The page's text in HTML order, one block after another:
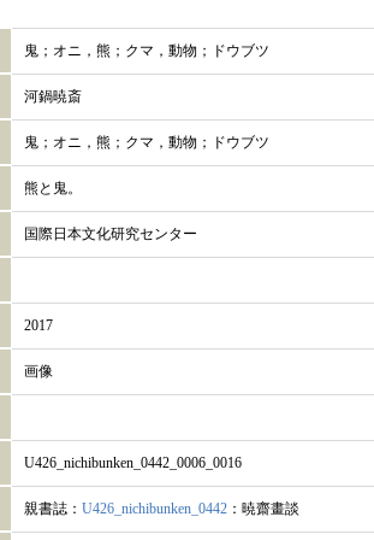
鬼；オニ，熊；クマ，動物；ドウブツ
河鍋暁斎
鬼；オニ，熊；クマ，動物；ドウブツ
熊と鬼。
国際日本文化研究センター
2017
画像
U426_nichibunken_0442_0006_0016
親書誌： U426_nichibunken_0442 ：暁齋畫談